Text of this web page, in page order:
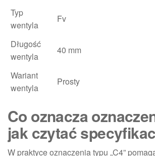
Typ
wentyla
Fv
Długość
wentyla
40 mm
Wariant
wentyla
Prosty
Co oznacza
jak czytać
W praktyce oznaczenia typu „C4”